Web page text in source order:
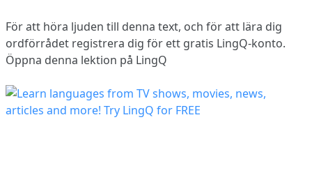
För att höra ljuden till denna text, och för att lära dig
ordförrådet registrera dig för ett gratis LingQ-konto.
Öppna denna lektion på LingQ